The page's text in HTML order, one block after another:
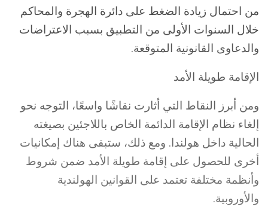
من احتمال زيادة الضغط على دائرة الهجرة والمحاكم
خلال السنوات الأولى من التطبيق بسبب الاعتراضات
والدعاوى القانونية المتوقعة.
الإقامة طويلة الأمد
ومن أبرز النقاط التي أثارت نقاشًا واسعًا، التوجه نحو
إلغاء نظام الإقامة الدائمة الخاص باللاجئين بصيغته
الحالية داخل هولندا. ومع ذلك، ستبقى هناك إمكانيات
أخرى للحصول على إقامة طويلة الأمد ضمن شروط
وأنظمة مختلفة تعتمد على القوانين الهولندية
والأوروبية.